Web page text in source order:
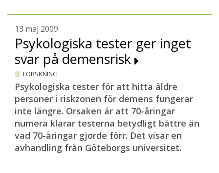
13 maj 2009
Psykologiska tester ger inget
svar på demensrisk
FORSKNING
Psykologiska tester för att hitta äldre
personer i riskzonen för demens fungerar
inte längre. Orsaken är att 70-åringar
numera klarar testerna betydligt bättre än
vad 70-åringar gjorde förr. Det visar en
avhandling från Göteborgs universitet.